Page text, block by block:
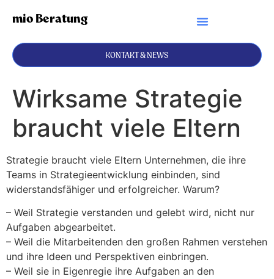
mio Beratung
KONTAKT & NEWS
Wirksame Strategie
braucht viele Eltern
Strategie braucht viele Eltern Unternehmen, die ihre
Teams in Strategieentwicklung einbinden, sind
widerstandsfähiger und erfolgreicher. Warum?
– Weil Strategie verstanden und gelebt wird, nicht nur
Aufgaben abgearbeitet.
– Weil die Mitarbeitenden den großen Rahmen verstehen
und ihre Ideen und Perspektiven einbringen.
– Weil sie in Eigenregie ihre Aufgaben an den